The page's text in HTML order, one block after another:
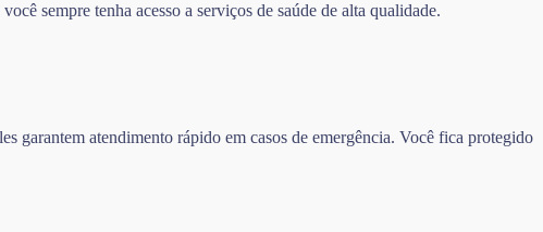
sempre tenha acesso a serviços de saúde de alta qualidade.
garantem atendimento rápido em casos de emergência. Você fica protegido